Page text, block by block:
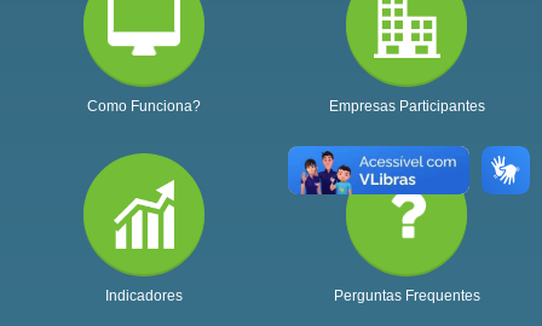
Como Funciona? Empresas Participantes
Indicadores Perguntas Frequentes